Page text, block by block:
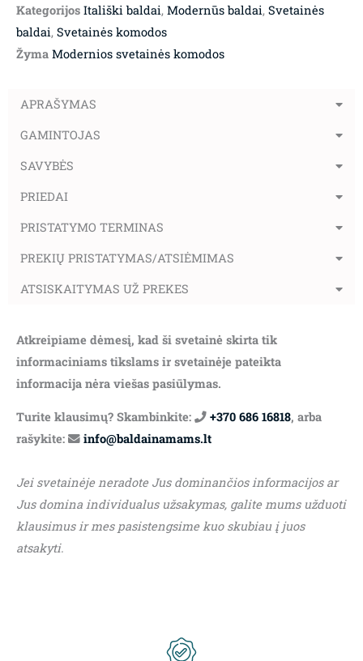
Kategorijos Itališki baldai, Modernūs baldai, Svetainės
baldai, Svetainės komodos
Žyma Modernios svetainės komodos
APRAŠYMAS
GAMINTOJAS
SAVYBĖS
PRIEDAI
PRISTATYMO TERMINAS
PREKIŲ PRISTATYMAS/ATSIĖMIMAS
ATSISKAITYMAS UŽ PREKES
Atkreipiame dėmesį, kad ši svetainė skirta tik
informaciniams tikslams ir svetainėje pateikta
informacija nėra viešas pasiūlymas.
Turite klausimų? Skambinkite: +370 686 16818, arba
rašykite:
info@baldainamams.lt
Jei svetainėje neradote Jus dominančios informacijos ar
Jus domina individualus užsakymas, galite mums užduoti
klausimus ir mes pasistengsime kuo skubiau į juos
atsakyti.